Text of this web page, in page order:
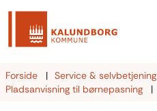
Forside Service & selvbetjening
Pladsanvisning til børnepasning